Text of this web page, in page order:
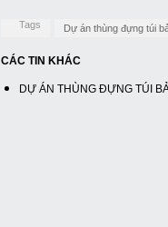
Tags Dự án thùng đựng túi
CÁC TIN KHÁC
DỰ ÁN THÙNG ĐỰNG TÚI